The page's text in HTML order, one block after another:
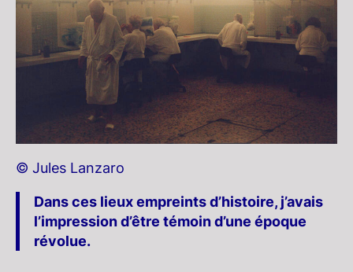
© Jules Lanzaro
Dans ces lieux empreints d’histoire, j’avais
l’impression d’être témoin d’une époque
révolue.